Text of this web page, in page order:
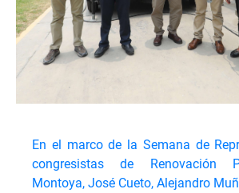
En el marco de la Semana de
congresistas de Renovación
Montoya, José Cueto, Alejandro